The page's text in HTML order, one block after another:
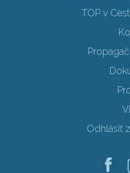
TOP v
Odhlásiť